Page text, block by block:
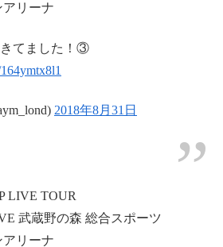
リーナ
てました！③
2018年8月31日
LIVE TOUR
武蔵野の森 総合スポーツ
リーナ